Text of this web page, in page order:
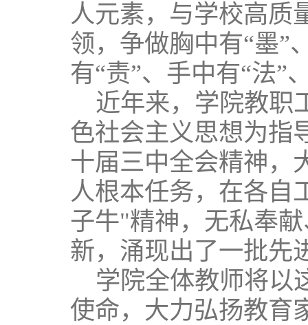
人元素，与学校高质
领，争做胸中有“墨”
有“责”、手中有“法”
近年来，学院教职
色社会主义思想为指
十届三中全会精神，
人根本任务，在各自
子牛"精神，无私奉
新，涌现出了一批先
学院全体教师将以
使命，大力弘扬教育